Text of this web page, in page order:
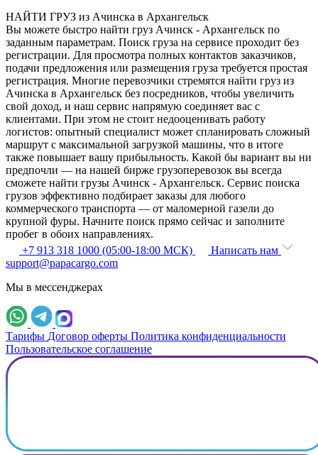
НАЙТИ ГРУЗ из Ачинска в Архангельск
Вы можете быстро найти груз Ачинск - Архангельск по
заданным параметрам. Поиск груза на сервисе проходит без
регистрации. Для просмотра полных контактов заказчиков,
подачи предложения или размещения груза требуется простая
регистрация. Многие перевозчики стремятся найти груз из
Ачинска в Архангельск без посредников, чтобы увеличить
свой доход, и наш сервис напрямую соединяет вас с
клиентами. При этом не стоит недооценивать работу
логистов: опытный специалист может спланировать сложный
маршрут с максимальной загрузкой машины, что в итоге
также повышает вашу прибыльность. Какой бы вариант вы ни
предпочли — на нашей бирже грузоперевозок вы всегда
сможете найти грузы Ачинск - Архангельск. Сервис поиска
грузов эффективно подбирает заказы для любого
коммерческого транспорта — от маломерной газели до
крупной фуры. Начните поиск прямо сейчас и заполните
пробег в обоих направлениях.
+7 913 318 1000 (05:00-18:00 МСК)
Написать нам
support@papacargo.com
Мы в мессенджерах
Тарифы Договор оферты Политика конфиденциальности
Пользовательское соглашение